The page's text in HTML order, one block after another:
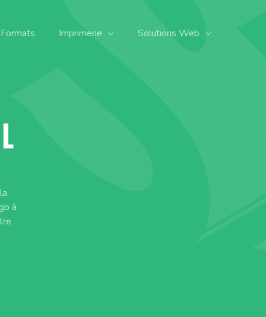
Imprimerie Solutions Web
à